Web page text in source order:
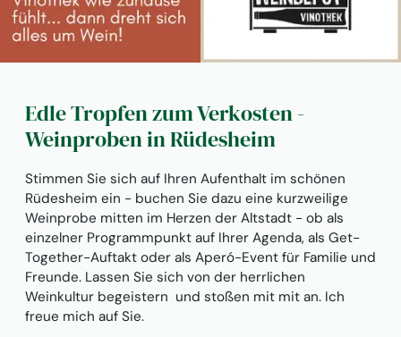
Edle Tropfen zum Verkosten -
Weinproben in Rüdesheim
Stimmen Sie sich auf Ihren Aufenthalt im schönen
Rüdesheim ein - buchen Sie dazu eine kurzweilige
Weinprobe mitten im Herzen der Altstadt - ob als
einzelner Programmpunkt auf Ihrer Agenda, als Get-
Together-Auftakt oder als Aperó-Event für Familie und
Freunde. Lassen Sie sich von der herrlichen
Weinkultur begeistern und stoßen mit mit an. Ich
freue mich auf Sie.